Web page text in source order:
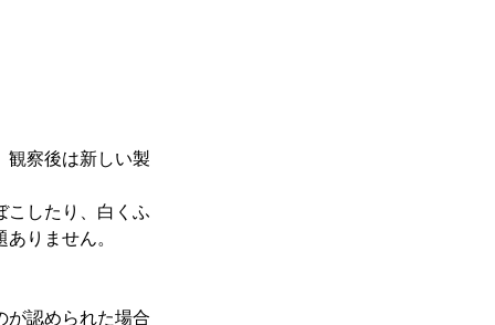
観察後は新しい製
こしたり、白くふ
りません。
が認められた場合